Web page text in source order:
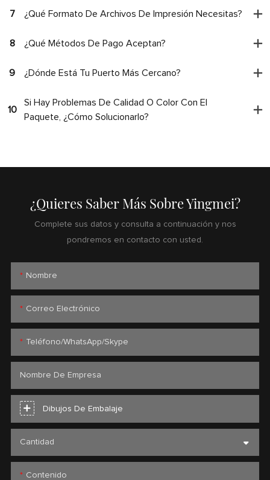
7 ¿Qué Formato De Archivos De Impresión Necesitas?
8 ¿Qué Métodos De Pago Aceptan?
9 ¿Dónde Está Tu Puerto Más Cercano?
10
Si Hay Problemas De Calidad O Color Con El
Paquete, ¿cómo Solucionarlo?
¿Quieres Saber Más Sobre Yingmei?
Complete sus datos y consulta a continuación y nos
pondremos en contacto con usted.
Nombre
Correo Electrónico
Teléfono/WhatsApp/Skype
Nombre De Empresa
Dibujos De Embalaje
Cantidad
Contenido